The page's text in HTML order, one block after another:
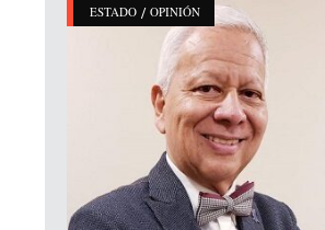
ESTADO / OPINIÓN